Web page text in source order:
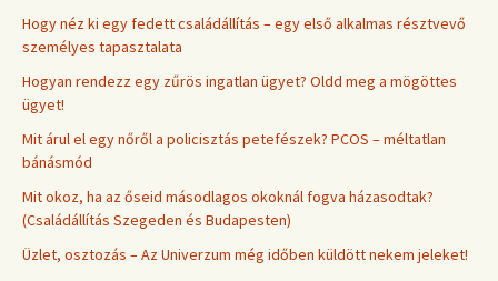
Hogy néz ki egy fedett családállítás – egy első alkalmas résztvevő
személyes tapasztalata
Hogyan rendezz egy zűrös ingatlan ügyet? Oldd meg a mögöttes
ügyet!
Mit árul el egy nőről a policisztás petefészek? PCOS – méltatlan
bánásmód
Mit okoz, ha az őseid másodlagos okoknál fogva házasodtak?
(Családállítás Szegeden és Budapesten)
Üzlet, osztozás – Az Univerzum még időben küldött nekem jeleket!